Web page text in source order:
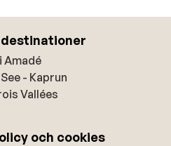
Amadé
- Kaprun
Vallées
och cookies